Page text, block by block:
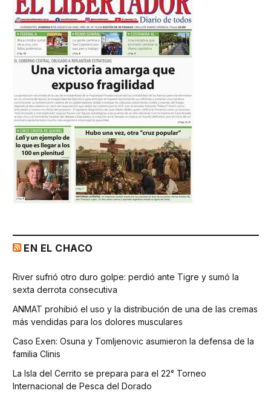
EN EL CHACO
River sufrió otro duro golpe: perdió ante Tigre y sumó la
sexta derrota consecutiva
ANMAT prohibió el uso y la distribución de una de las cremas
más vendidas para los dolores musculares
Caso Exen: Osuna y Tomljenovic asumieron la defensa de la
familia Clinis
La Isla del Cerrito se prepara para el 22° Torneo
Internacional de Pesca del Dorado